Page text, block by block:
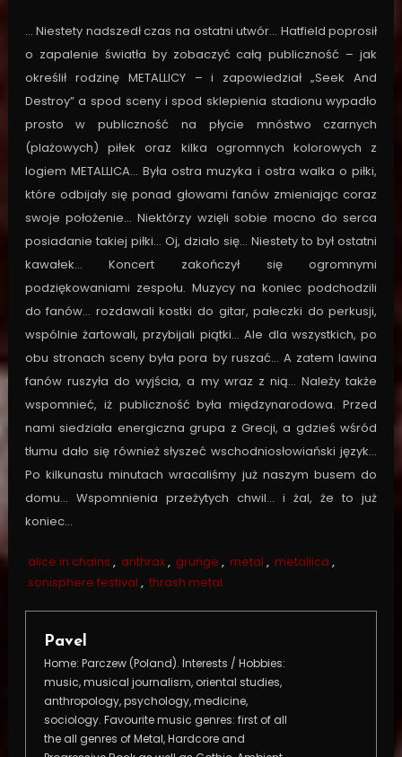
… Niestety nadszedł czas na ostatni utwór… Hatfield poprosił
o zapalenie światła by zobaczyć całą publiczność – jak
określił rodzinę METALLICY – i zapowiedział „Seek And
Destroy” a spod sceny i spod sklepienia stadionu wypadło
prosto w publiczność na płycie mnóstwo czarnych
(plażowych) piłek oraz kilka ogromnych kolorowych z
logiem METALLICA… Była ostra muzyka i ostra walka o piłki,
które odbijały się ponad głowami fanów zmieniając coraz
swoje położenie… Niektórzy wzięli sobie mocno do serca
posiadanie takiej piłki… Oj, działo się… Niestety to był ostatni
kawałek… Koncert zakończył się ogromnymi
podziękowaniami zespołu. Muzycy na koniec podchodzili
do fanów… rozdawali kostki do gitar, pałeczki do perkusji,
wspólnie żartowali, przybijali piątki… Ale dla wszystkich, po
obu stronach sceny była pora by ruszać… A zatem lawina
fanów ruszyła do wyjścia, a my wraz z nią… Należy także
wspomnieć, iż publiczność była międzynarodowa. Przed
nami siedziała energiczna grupa z Grecji, a gdzieś wśród
tłumu dało się również słyszeć wschodniosłowiański język…
Po kilkunastu minutach wracaliśmy już naszym busem do
domu… Wspomnienia przeżytych chwil… i żal, że to już
koniec…
alice in chains , anthrax, grunge , metal , metallica ,
sonisphere festival , thrash metal
Pavel
Home: Parczew (Poland). Interests / Hobbies:
music, musical journalism, oriental studies,
anthropology, psychology, medicine,
sociology. Favourite music genres: first of all
the all genres of Metal, Hardcore and